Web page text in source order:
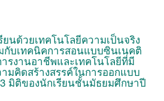
ยนด้วยเทคโนโลยีความเป็นจริง
กับเทคนิคการสอนแบบซินเนคติ
รงานอาชีพและเทคโนโลยีที่มี
มคิดสร้างสรรค์ในการออกแบบ
มิติของนักเรียนชั้นมัธยมศึกษาปี